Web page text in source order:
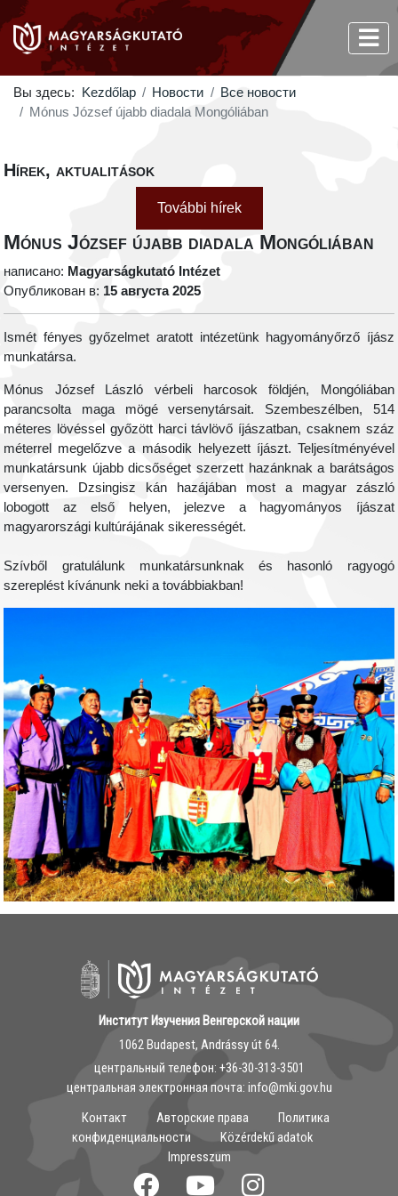
Вы здесь: Kezdőlap Новости
Все новости
Mónus József újabb diadala Mongóliában
Hírek, aktualitások
További hírek
Mónus József újabb diadala Mongóliában
написано: Magyarságkutató Intézet
Опубликован в: 15 августа 2025
Ismét fényes győzelmet aratott intézetünk hagyományőrző íjász
munkatársa.
Mónus József László vérbeli harcosok földjén, Mongóliában
parancsolta maga mögé versenytársait. Szembeszélben, 514
méteres lövéssel győzött harci távlövő íjászatban, csaknem száz
méterrel megelőzve a második helyezett íjászt. Teljesítményével
munkatársunk újabb dicsőséget szerzett hazánknak a barátságos
versenyen. Dzsingisz kán hazájában most a magyar zászló
lobogott az első helyen, jelezve a hagyományos íjászat
magyarországi kultúrájának sikerességét.
Szívből gratulálunk munkatársunknak és hasonló ragyogó
szereplést kívánunk neki a továbbiakban!
Институт Изучения Венгерской нации
1062 Budapest, Andrássy út 64.
центральный телефон: ‭+36-30-313-3501
центральная электронная почта: info@mki.gov.hu
Контакт
Авторские права
Политика
конфиденциальности
Közérdekű adatok
Impresszum